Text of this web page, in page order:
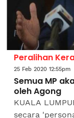
Peralihan
25 Feb 2020 12:55pm
Semua MP
oleh Agong
KUALA
secara